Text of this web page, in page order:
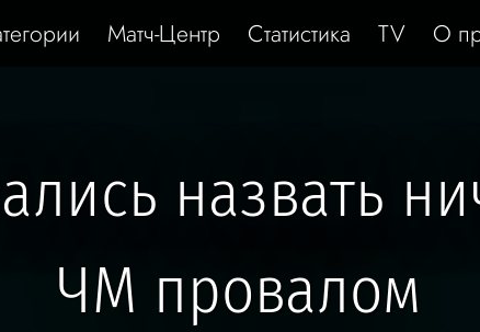
Матч-Центр Статистика TV О
назвать
ЧМ провалом